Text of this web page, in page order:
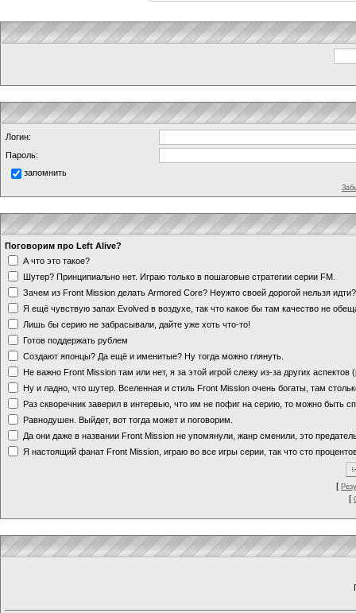
Логин:
Пароль:
запомнить
Поговорим про Left Alive?
А что это такое?
Шутер? Принципиально нет. Играю только в пошаговые стратегии серии FM.
Зачем из Front Mission делать Armored Core? Неужто своей дорогой нельзя
Я ещё чувствую запах Evolved в воздухе, так что какое бы там качество не
Лишь бы серию не забрасывали, дайте уже хоть что-то!
Готов поддержать рублем
Создают японцы? Да ещё и именитые? Ну тогда можно глянуть.
Не важно Front Mission там или нет, я за этой игрой слежу из-за других аспектов
Ну и ладно, что шутер. Вселенная и стиль Front Mission очень богаты, там
Раз скворечник заверил в интервью, что им не пофиг на серию, то можно быть
Равнодушен. Выйдет, вот тогда может и поговорим.
Да они даже в названии Front Mission не упомянули, жанр сменили, это
Я настоящий фанат Front Mission, играю во все игры серии, так что сто
[
[